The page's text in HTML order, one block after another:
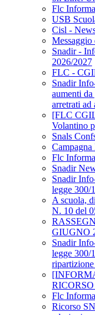
Flc
USB
Cisl -
Messaggio
Snadir -
2026/2027
FLC -
Snadir
aumenti
arretrati ad
[FLC
Volantino
Snals
Flc
Snadir
Snadir
legge 300/
A scuola,
N. 10 del
GIUGNO
Snadir
legge 300/
Flc
Ricorso